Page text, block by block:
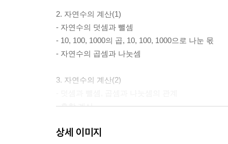
2. 자연수의 계산(1)
- 자연수의 덧셈과 뺄셈
- 10, 100, 1000의 곱, 10, 100, 1000으로 나눈 몫
- 자연수의 곱셈과 나눗셈
3. 자연수의 계산(2)
- 혼합 계산
상세 이미지